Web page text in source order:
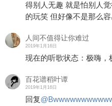
得别人无趣 就是怕别人
的玩笑 但好像不是那么容
人间不值得让你难过
2019年1月16日
现在的听歌状态：极嗨，
百花谱稻叶谭
2019年1月16日
回复@